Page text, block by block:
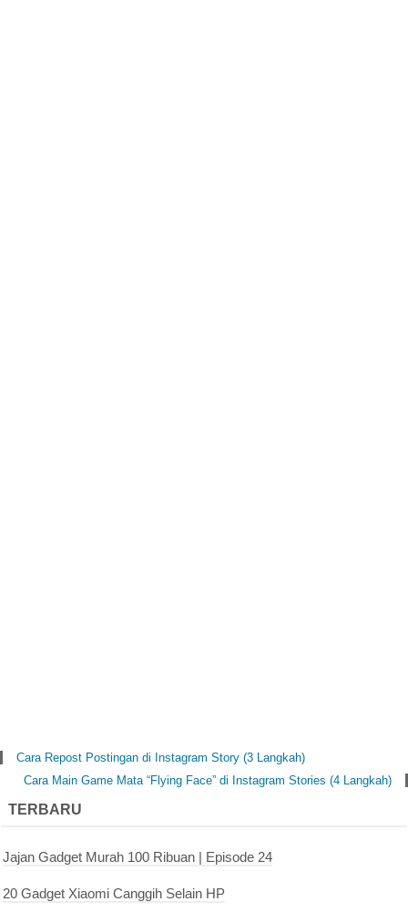
Cara Repost Postingan di Instagram Story (3 Langkah)
Cara Main Game Mata “Flying Face” di Instagram Stories (4 Langkah)
TERBARU
Jajan Gadget Murah 100 Ribuan | Episode 24
20 Gadget Xiaomi Canggih Selain HP